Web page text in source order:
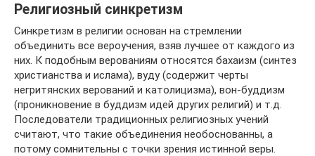
Религиозный синкретизм
Синкретизм в религии основан на стремлении
объединить все вероучения, взяв лучшее от каждого из
них. К подобным верованиям относятся бахаизм (синтез
христианства и ислама), вуду (содержит черты
негритянских верований и католицизма), вон-буддизм
(проникновение в буддизм идей других религий) и т.д.
Последователи традиционных религиозных учений
считают, что такие объединения необоснованны, а
потому сомнительны с точки зрения истинной веры.